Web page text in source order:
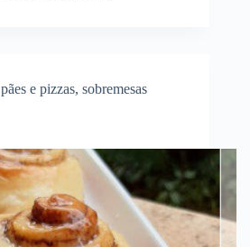
pães e pizzas, sobremesas